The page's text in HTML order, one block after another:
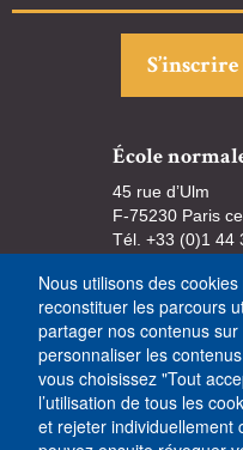
École
45 rue d’Ulm
F-75230 Paris
Tél. +33 (0)1 44
Nous utilisons des
reconstituer les parcours
partager nos contenus
personnaliser les
vous choisissez "Tout
l’utilisation de tous les
et rejeter individuellement